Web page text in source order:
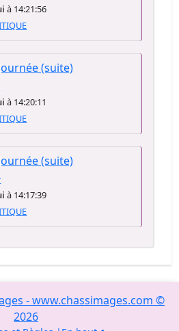
à 14:21:56
(suite)
à 14:20:11
(suite)
à 14:17:39
- www.chassimages.com ©
2026